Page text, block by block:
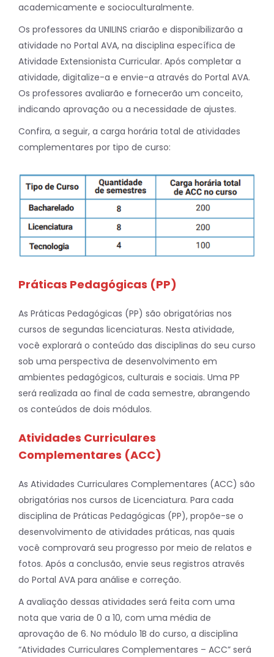
academicamente e socioculturalmente.
Os professores da UNILINS criarão e disponibilizarão a
atividade no Portal AVA, na disciplina específica de
Atividade Extensionista Curricular. Após completar a
atividade, digitalize-a e envie-a através do Portal AVA.
Os professores avaliarão e fornecerão um conceito,
indicando aprovação ou a necessidade de ajustes.
Confira, a seguir, a carga horária total de atividades
complementares por tipo de curso:
Práticas Pedagógicas (PP)
As Práticas Pedagógicas (PP) são obrigatórias nos
cursos de segundas licenciaturas. Nesta atividade,
você explorará o conteúdo das disciplinas do seu curso
sob uma perspectiva de desenvolvimento em
ambientes pedagógicos, culturais e sociais. Uma PP
será realizada ao final de cada semestre, abrangendo
os conteúdos de dois módulos.
Atividades Curriculares
Complementares (ACC)
As Atividades Curriculares Complementares (ACC) são
obrigatórias nos cursos de Licenciatura. Para cada
disciplina de Práticas Pedagógicas (PP), propõe-se o
desenvolvimento de atividades práticas, nas quais
você comprovará seu progresso por meio de relatos e
fotos. Após a conclusão, envie seus registros através
do Portal AVA para análise e correção.
A avaliação dessas atividades será feita com uma
nota que varia de 0 a 10, com uma média de
aprovação de 6. No módulo 1B do curso, a disciplina
“Atividades Curriculares Complementares – ACC” será